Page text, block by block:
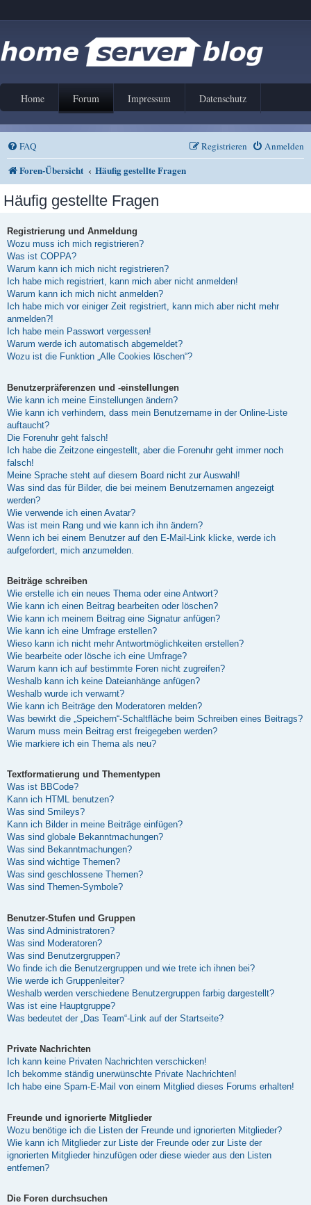
Home Forum Impressum Datenschutz
FAQ Anmelden
Registrieren
Foren-Übersicht Häufig gestellte Fragen
Häufig gestellte Fragen
Registrierung und Anmeldung
Wozu muss ich mich registrieren?
Was ist COPPA?
Warum kann ich mich nicht registrieren?
Ich habe mich registriert, kann mich aber nicht anmelden!
Warum kann ich mich nicht anmelden?
Ich habe mich vor einiger Zeit registriert, kann mich aber nicht mehr
anmelden?!
Ich habe mein Passwort vergessen!
Warum werde ich automatisch abgemeldet?
Wozu ist die Funktion „Alle Cookies löschen“?
Benutzerpräferenzen und -einstellungen
Wie kann ich meine Einstellungen ändern?
Wie kann ich verhindern, dass mein Benutzername in der Online-Liste
auftaucht?
Die Forenuhr geht falsch!
Ich habe die Zeitzone eingestellt, aber die Forenuhr geht immer noch
falsch!
Meine Sprache steht auf diesem Board nicht zur Auswahl!
Was sind das für Bilder, die bei meinem Benutzernamen angezeigt
werden?
Wie verwende ich einen Avatar?
Was ist mein Rang und wie kann ich ihn ändern?
Wenn ich bei einem Benutzer auf den E-Mail-Link klicke, werde ich
aufgefordert, mich anzumelden.
Beiträge schreiben
Wie erstelle ich ein neues Thema oder eine Antwort?
Wie kann ich einen Beitrag bearbeiten oder löschen?
Wie kann ich meinem Beitrag eine Signatur anfügen?
Wie kann ich eine Umfrage erstellen?
Wieso kann ich nicht mehr Antwortmöglichkeiten erstellen?
Wie bearbeite oder lösche ich eine Umfrage?
Warum kann ich auf bestimmte Foren nicht zugreifen?
Weshalb kann ich keine Dateianhänge anfügen?
Weshalb wurde ich verwarnt?
Wie kann ich Beiträge den Moderatoren melden?
Was bewirkt die „Speichern“-Schaltfläche beim Schreiben eines Beitrags?
Warum muss mein Beitrag erst freigegeben werden?
Wie markiere ich ein Thema als neu?
Textformatierung und Thementypen
Was ist BBCode?
Kann ich HTML benutzen?
Was sind Smileys?
Kann ich Bilder in meine Beiträge einfügen?
Was sind globale Bekanntmachungen?
Was sind Bekanntmachungen?
Was sind wichtige Themen?
Was sind geschlossene Themen?
Was sind Themen-Symbole?
Benutzer-Stufen und Gruppen
Was sind Administratoren?
Was sind Moderatoren?
Was sind Benutzergruppen?
Wo finde ich die Benutzergruppen und wie trete ich ihnen bei?
Wie werde ich Gruppenleiter?
Weshalb werden verschiedene Benutzergruppen farbig dargestellt?
Was ist eine Hauptgruppe?
Was bedeutet der „Das Team“-Link auf der Startseite?
Private Nachrichten
Ich kann keine Privaten Nachrichten verschicken!
Ich bekomme ständig unerwünschte Private Nachrichten!
Ich habe eine Spam-E-Mail von einem Mitglied dieses Forums erhalten!
Freunde und ignorierte Mitglieder
Wozu benötige ich die Listen der Freunde und ignorierten Mitglieder?
Wie kann ich Mitglieder zur Liste der Freunde oder zur Liste der
ignorierten Mitglieder hinzufügen oder diese wieder aus den Listen
entfernen?
Die Foren durchsuchen